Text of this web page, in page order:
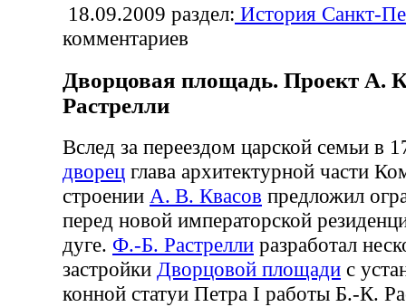
18.09.2009 раздел: История Санкт-
комментариев
Дворцовая площадь. Проект А.
Растрелли
Вслед за переездом царской семьи в
дворец глава архитектурной части
строении А. В. Квасов предложил
перед новой императорской
дуге. Ф.-Б. Растрелли разработал
застройки Дворцовой площади с
конной статуи Петра I работы Б.-К.